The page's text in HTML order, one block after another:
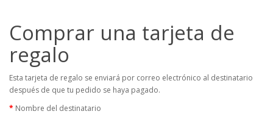
Comprar una tarjeta de
regalo
Esta tarjeta de regalo se enviará por correo electrónico al destinatario
después de que tu pedido se haya pagado.
Nombre del destinatario